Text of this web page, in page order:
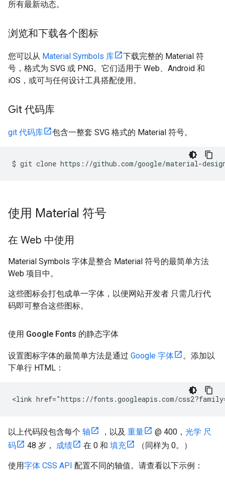
所有最新动态。
浏览和下载各个图标
您可以从 Material Symbols 库
下载完整的 Material 符
号，格式为 SVG 或 PNG。它们适用于 Web、Android 和
iOS，或可与任何设计工具搭配使用。
Git 代码库
git 代码库 包含一整套 SVG 格式的 Material 符号。
$ git clone
使用 Material 符号
在 Web 中使用
Material Symbols 字体是整合 Material 符号的最简单方法
Web 项目中。
这些图标会打包成单一字体，以便网站开发者 只需几行代
码即可整合这些图标。
使用 Google Fonts 的静态字体
设置图标字体的最简单方法是通过 Google 字体
。添加以
下单行 HTML：
以上代码段包含每个 轴 ，以及 重量 @ 400， 光学 尺
码
48 岁， 成绩 在 0 和 填充 （同样为 0。）
使用字体 CSS API 配置不同的轴值。请查看以下示例：